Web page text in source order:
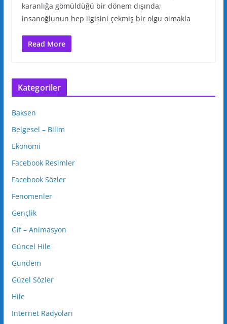
karanlığa gömüldüğü bir dönem dışında;
insanoğlunun hep ilgisini çekmiş bir olgu olmakla
Read More
Kategoriler
Baksen
Belgesel – Bilim
Ekonomi
Facebook Resimler
Facebook Sözler
Fenomenler
Gençlik
Gif – Animasyon
Güncel Hile
Gundem
Güzel Sözler
Hile
Internet Radyoları